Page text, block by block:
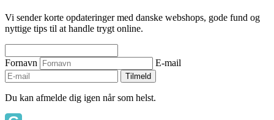
Vi sender korte opdateringer med danske webshops, gode fund og
nyttige tips til at handle trygt online.
Fornavn E-mail
Tilmeld
Du kan afmelde dig igen når som helst.